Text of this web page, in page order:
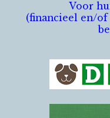
Voor
(financieel en/